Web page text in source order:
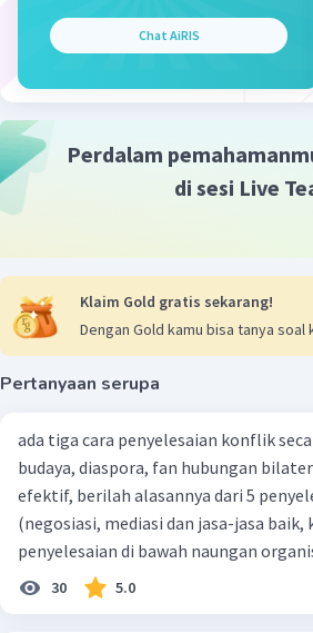
Chat AiRIS
Perdalam
di sesi Live
Klaim Gold gratis sekarang!
Dengan Gold kamu bisa tanya soal
Pertanyaan serupa
ada tiga cara penyelesaian konflik
budaya, diaspora, fan hubungan
efektif, berilah alasannya dari 5 penyelesaian konflik secara internasional
(negosiasi, mediasi dan jasa-jasa
penyelesaian di bawah naungan
paling efektif, berilah alasannya
30 5.0